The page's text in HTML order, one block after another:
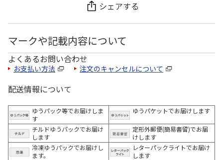
シェアする
マークや記載内容について
よくあるお問い合わせ
お支払い方法 注文のキャンセルについて
配送情報について
ゆうパック等でお届けしま
す
ゆうパケットでお届けします
チルドゆうパックでお届け
します
定形外郵便(簡易書留)でお届
けします
冷凍ゆうパックでお届けし
ます。
レターパックライトでお届け
します